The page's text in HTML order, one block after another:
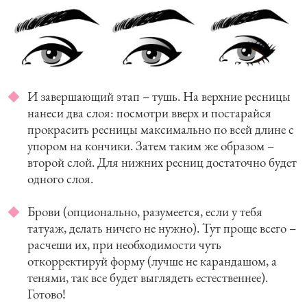
И завершающий этап – тушь. На верхние ресницы
нанеси два слоя: посмотри вверх и постарайся
прокрасить ресницы максимально по всей длине с
упором на кончики. Затем таким же образом –
второй слой. Для нижних ресниц достаточно будет
одного слоя.
Брови (опционально, разумеется, если у тебя
татуаж, делать ничего не нужно). Тут проще всего –
расчеши их, при необходимости чуть
откорректируй форму (лучше не карандашом, а
тенями, так все будет выглядеть естественнее).
Готово!